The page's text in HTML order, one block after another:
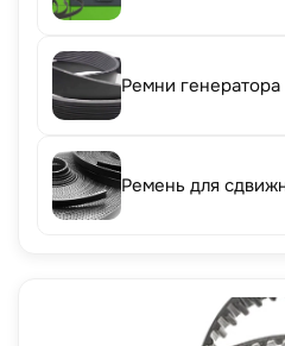
Ремни генератора
Ремень для